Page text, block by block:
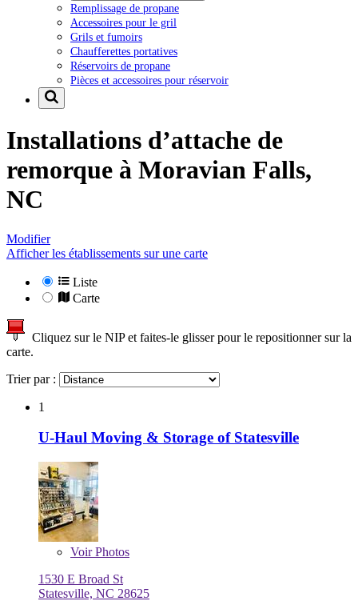
Remplissage de propane
Accessoires pour le gril
Grils et fumoirs
Chaufferettes portatives
Réservoirs de propane
Pièces et accessoires pour réservoir
Installations d’attache de
remorque à Moravian Falls,
NC
Modifier
Afficher les établissements sur une carte
Liste
Carte
Cliquez sur le NIP et faites-le glisser pour le repositionner sur la
carte.
Trier par :
1
U-Haul Moving & Storage of Statesville
VoirPhotos
1530 E Broad St
Statesville, NC 28625